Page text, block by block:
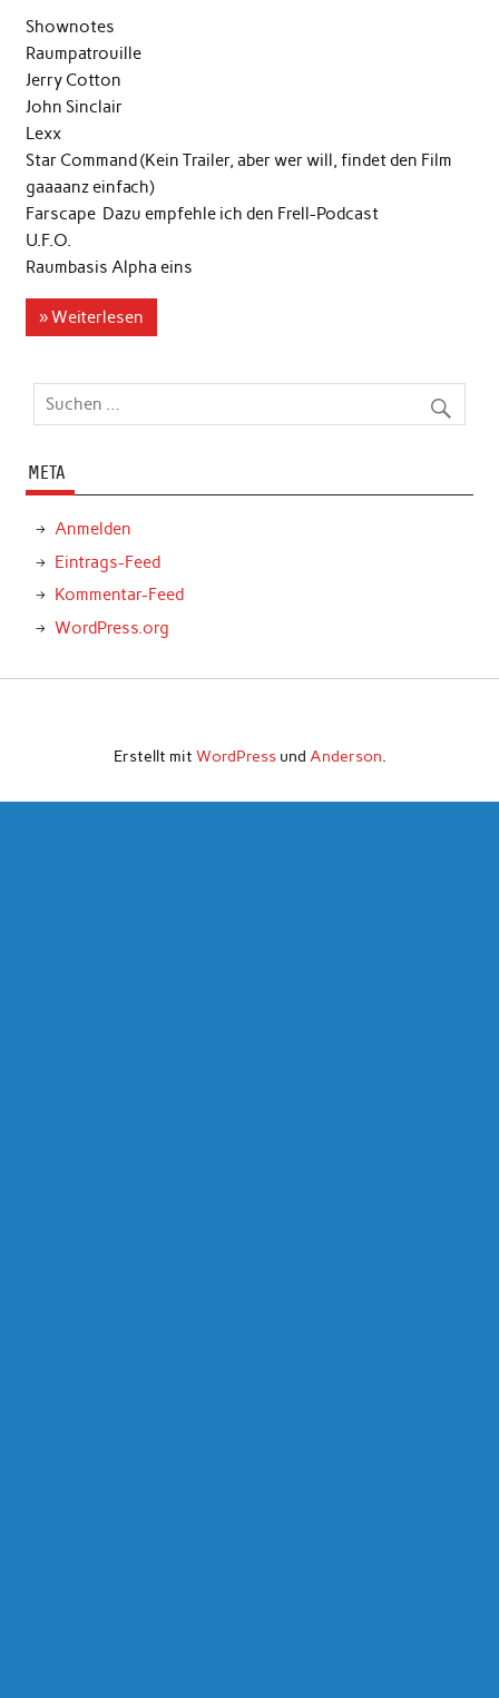
Shownotes
Raumpatrouille
Jerry Cotton
John Sinclair
Lexx
Star Command (Kein Trailer, aber wer will, findet den Film
gaaaanz einfach)
Farscape Dazu empfehle ich den Frell-Podcast
U.F.O.
Raumbasis Alpha eins
» Weiterlesen
META
Anmelden
Eintrags-Feed
Kommentar-Feed
WordPress.org
Erstellt mit WordPressund Anderson